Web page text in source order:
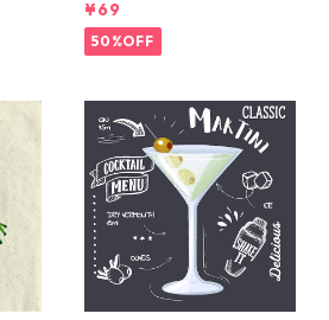
イ
キン Forest Fungi グリーン
¥69
50%OFF